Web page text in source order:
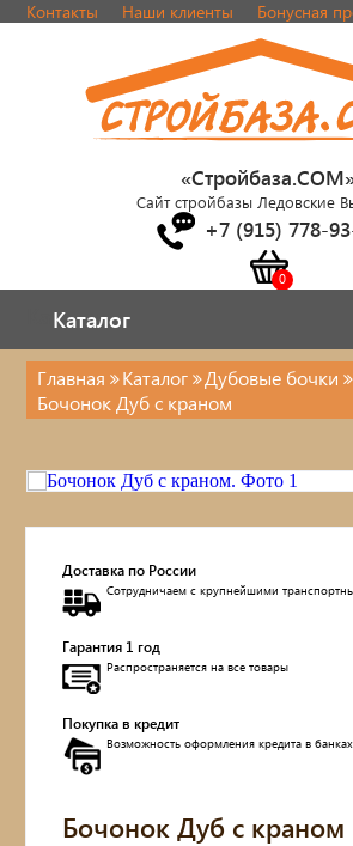
Контакты Наши клиенты Бонусная
Сайт стройбазы Ледовские
+7 (915) 778-
Каталог
Каталог
Каталог
Обувницы
Комоды, тумбы
Столы
Мебель с искусственным старением
Главная Каталог
Дубовые бочки
Бочонок Дуб с краном
Доставка по России
Сотрудничаем с крупнейшими
Гарантия 1 год
Распространяется на все товары
Покупка в кредит
Возможность оформления кредита в
Бочонок Дуб с краном